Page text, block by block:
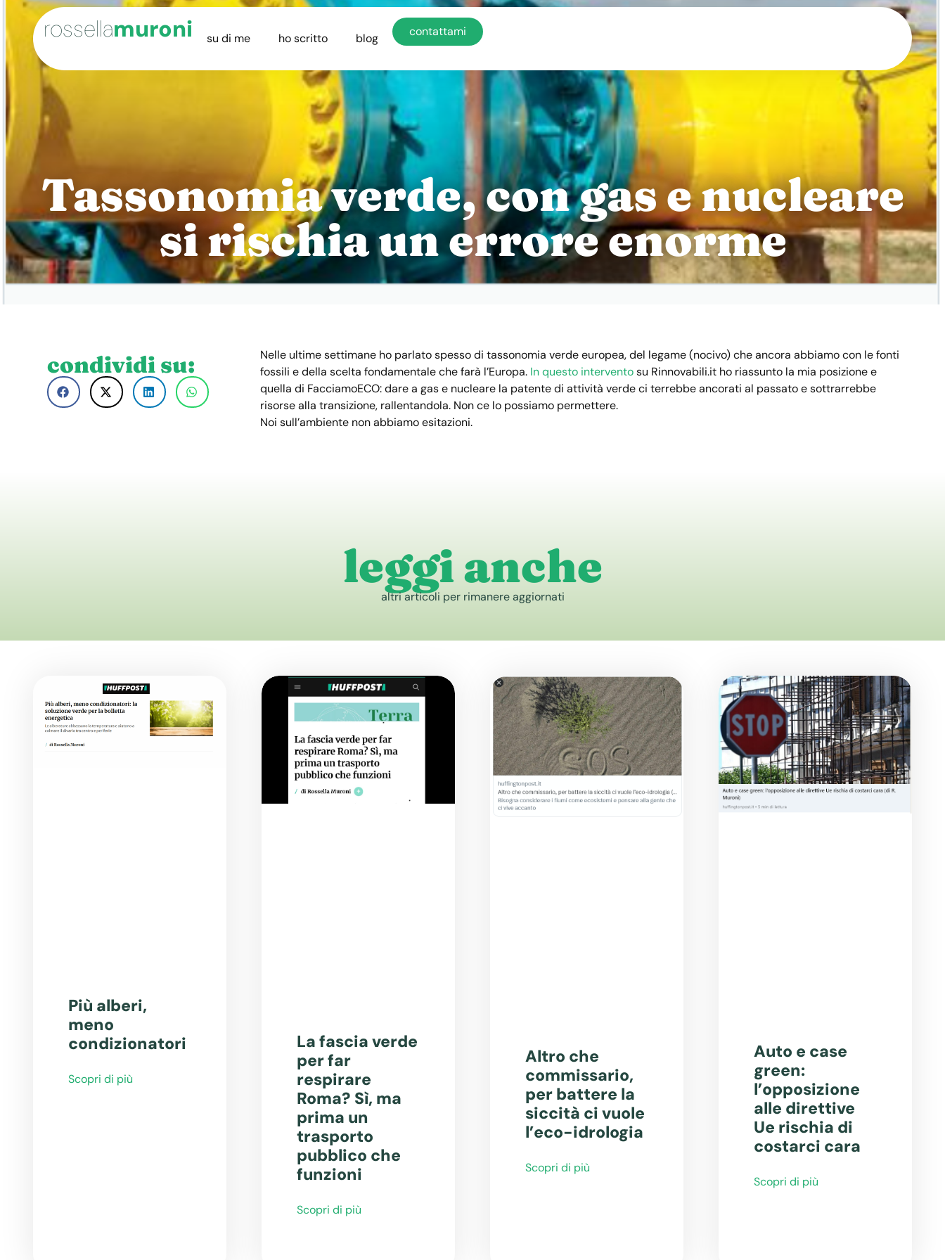
rossellamuroni su di me ho scritto blog contattami
Tassonomia verde, con gas e nucleare
si rischia un errore enorme
condividi su:
Nelle ultime settimane ho parlato spesso di tassonomia verde europea, del legame (nocivo) che ancora abbiamo con le fonti
fossili e della scelta fondamentale che farà l’Europa. In questo interventosu Rinnovabili.it ho riassunto la mia posizione e
quella di FacciamoECO: dare a gas e nucleare la patente di attività verde ci terrebbe ancorati al passato e sottrarrebbe
risorse alla transizione, rallentandola. Non ce lo possiamo permettere.
Noi sull’ambiente non abbiamo esitazioni.
leggi anche
altri articoli per rimanere aggiornati
Più alberi,
meno
condizionatori
Scopri di più
La fascia verde
per far
respirare
Roma? Sì, ma
prima un
trasporto
pubblico che
funzioni
Scopri di più
Altro che
commissario,
per battere la
siccità ci vuole
l’eco-idrologia
Scopri di più
Auto e case
green:
l’opposizione
alle direttive
Ue rischia di
costarci cara
Scopri di più